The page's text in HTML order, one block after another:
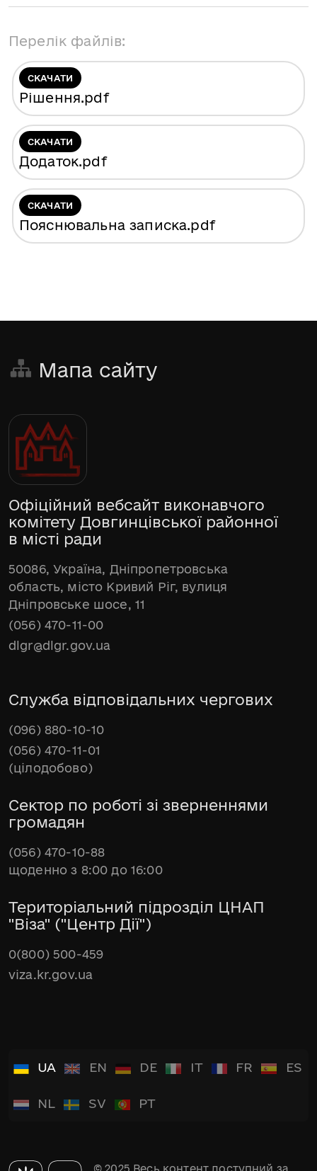
Перелік файлів:
СКАЧАТИ
Рішення.pdf
СКАЧАТИ
Додаток.pdf
СКАЧАТИ
Пояснювальна записка.pdf
Мапа сайту
Офіційний вебсайт виконавчого
комітету Довгинцівської районної
в місті ради
50086, Україна, Дніпропетровська
область, місто Кривий Ріг, вулиця
Дніпровське шосе, 11
(056) 470-11-00
dlgr@dlgr.gov.ua
Служба відповідальних чергових
(096) 880-10-10
(056) 470-11-01
(цілодобово)
Сектор по роботі зі зверненнями
громадян
(056) 470-10-88
щоденно з 8:00 до 16:00
Територіальний підрозділ ЦНАП
"Віза" ("Центр Дії")
0(800) 500-459
viza.kr.gov.ua
UA EN DE IT FR ES
NL SV PT
© 2025 Весь контент доступний за